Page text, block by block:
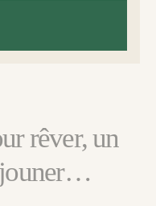
rêver, un